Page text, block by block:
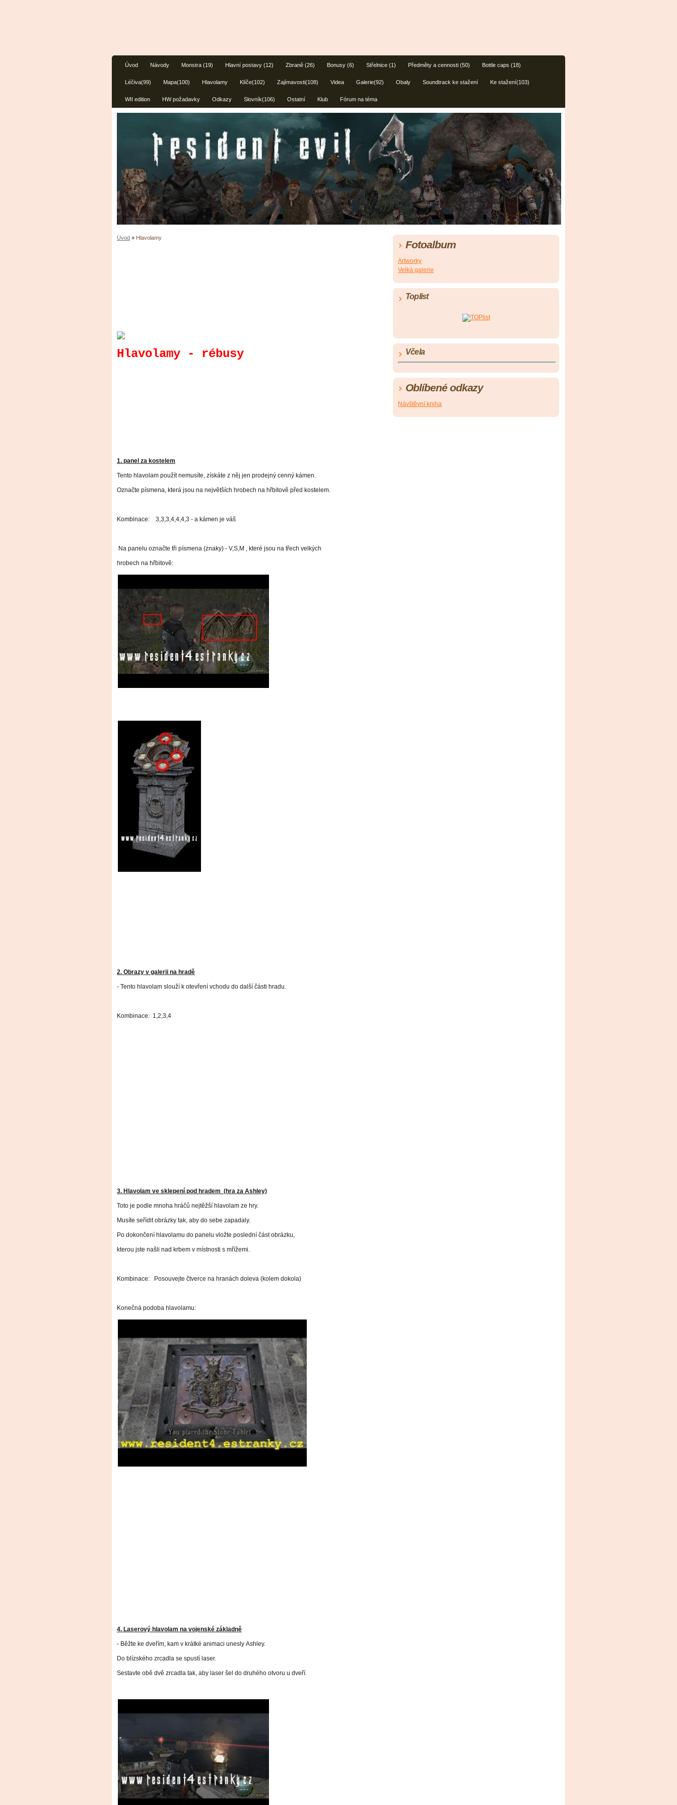
Úvod Návody Monstra (19) Hlavní postavy (12) Zbraně (26) Bonusy (6) Střelnice (1) Předměty a cennosti (50) Bottle caps (18)
Léčiva(99) Mapa(100) Hlavolamy Klíče(102) Zajímavosti(108) Videa Galerie(92) Obaly Soundtrack ke stažení Ke stažení(103)
WII edition HW požadavky Odkazy Slovník(106) Ostatní Klub Fórum na téma
Úvod » Hlavolamy
Hlavolamy - rébusy
1. panel za kostelem
Tento hlavolam použít nemusíte, získáte z něj jen prodejný cenný kámen.
Označte písmena, která jsou na největších hrobech na hřbitově před kostelem.
Kombinace: 3,3,3,4,4,4,3 - a kámen je váš
Na panelu označte tři písmena (znaky) - V,S,M , které jsou na třech velkých
hrobech na hřbitově:
2. Obrazy v galerii na hradě
- Tento hlavolam slouží k otevření vchodu do další části hradu.
Kombinace: 1,2,3,4
3. Hlavolam ve sklepení pod hradem (hra za Ashley)
Toto je podle mnoha hráčů nejtěžší hlavolam ze hry.
Musíte seřídit obrázky tak, aby do sebe zapadaly.
Po dokončení hlavolamu do panelu vložte poslední část obrázku,
kterou jste našli nad krbem v místnosti s mřížemi.
Kombinace: Posouvejte čtverce na hranách doleva (kolem dokola)
Konečná podoba hlavolamu:
4. Laserový hlavolam na vojenské základně
- Běžte ke dveřím, kam v krátké animaci unesly Ashley.
Do blízského zrcadla se spustí laser.
Sestavte obě dvě zrcadla tak, aby laser šel do druhého otvoru u dveří.
Fotoalbum
Artworky
Velká galerie
Toplist
Včela
Oblíbené odkazy
Návštěvní kniha